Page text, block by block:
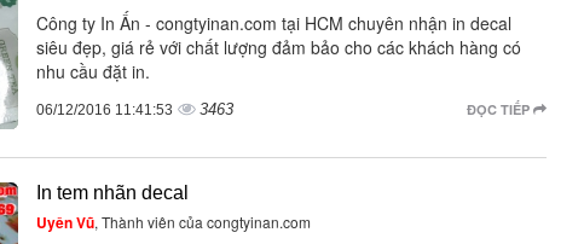
Công ty In Ấn - congtyinan.com tại HCM chuyên nhận in decal
siêu đẹp, giá rẻ với chất lượng đảm bảo cho các khách hàng có
nhu cầu đặt in.
ĐỌC TIẾP
06/12/2016 11:41:53 3463
In tem nhãn decal
Uyên Vũ, Thành viên của congtyinan.com